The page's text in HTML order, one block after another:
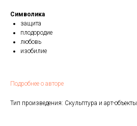
Символика
защита
плодородие
любовь
изобилие
Подробнее о авторе
Тип произведения: Скульптура и арт-объекты